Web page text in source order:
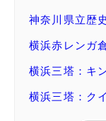
神奈川県立歴
横浜赤レンガ
横浜三塔：キ
横浜三塔：ク